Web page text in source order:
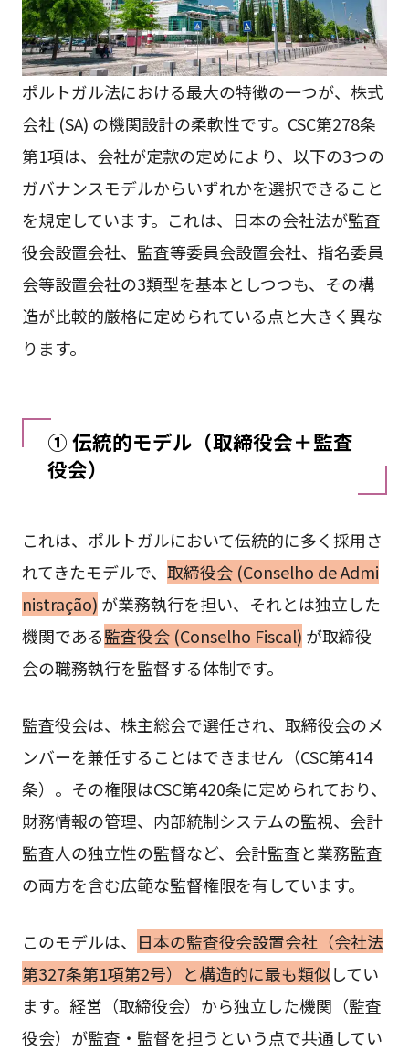
ポルトガル法における最大の特徴の一つが、株式
会社 (SA) の機関設計の柔軟性です。CSC第278条
第1項は、会社が定款の定めにより、以下の3つの
ガバナンスモデルからいずれかを選択できること
を規定しています。これは、日本の会社法が監査
役会設置会社、監査等委員会設置会社、指名委員
会等設置会社の3類型を基本としつつも、その構
造が比較的厳格に定められている点と大きく異な
ります。
① 伝統的モデル（取締役会＋監査
役会）
これは、ポルトガルにおいて伝統的に多く採用さ
れてきたモデルで、 取締役会 (Conselho de Admi
nistração) が業務執行を担い、それとは独立した
機関である監査役会 (Conselho Fiscal) が取締役
会の職務執行を監督する体制です。
監査役会は、株主総会で選任され、取締役会のメ
ンバーを兼任することはできません（CSC第414
条）。その権限はCSC第420条に定められており、
財務情報の管理、内部統制システムの監視、会計
監査人の独立性の監督など、会計監査と業務監査
の両方を含む広範な監督権限を有しています。
このモデルは、
日本の監査役会設置会社（会社法
第327条第1項第2号）と構造的に最も類似してい
ます。経営（取締役会）から独立した機関（監査
役会）が監査・監督を担うという点で共通してい